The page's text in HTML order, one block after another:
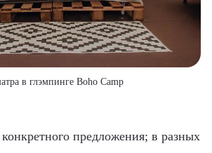
в глэмпинге Boho Camp
конкретного предложения; в разных